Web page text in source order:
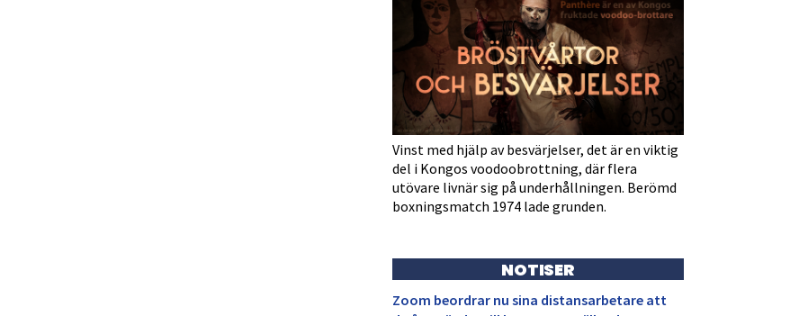
Vinst med hjälp av besvärjelser, det är en viktig
del i Kongos voodoobrottning, där flera
utövare livnär sig på underhållningen. Berömd
boxningsmatch 1974 lade grunden.
NOTISER
Zoom beordrar nu sina distansarbetare att